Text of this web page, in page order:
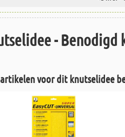
-
voor dit knutselidee